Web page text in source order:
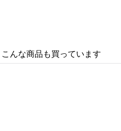
んな商品も買っています